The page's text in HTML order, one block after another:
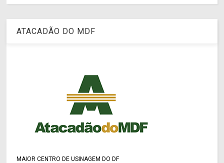
ATACADÃO DO MDF
MAIOR CENTRO DE USINAGEM DO DF